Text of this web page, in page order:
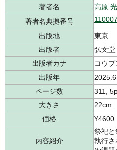
著者名
高原
著者名典拠番号
出版地
東京
出版者
弘文堂
出版者カナ
コウブ
出版年
2025.6
ページ数
311, 5p
大きさ
22cm
価格
¥4600
内容紹介
祭祀と
執行さ